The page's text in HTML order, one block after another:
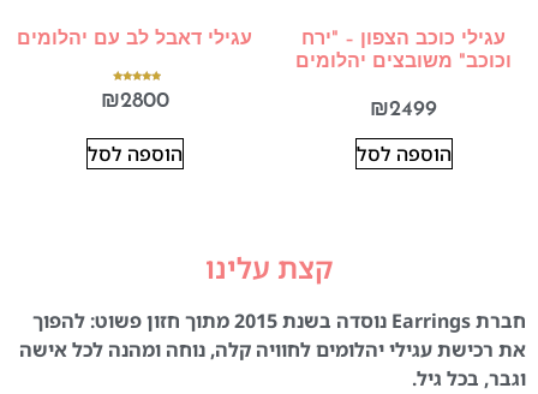
עגילי כוכב הצפון – "ירח
וכוכב" משובצים יהלומים
₪2499
הוספה לסל
עגילי דאבל לב עם יהלומים
5.00
מתוך 5 ₪2800
הוספה לסל
קצת עלינו
חברת Earrings נוסדה בשנת 2015 מתוך חזון פשוט: להפוך
את רכישת עגילי יהלומים לחוויה קלה, נוחה ומהנה לכל אישה
וגבר, בכל גיל.